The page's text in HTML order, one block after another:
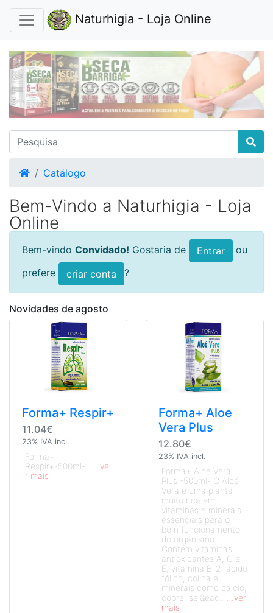
Naturhigia - Loja Online
HomeCatálogo
Bem-Vindo a Naturhigia - Loja
Online
Bem-vindo Convidado! Gostaria de Entrar
ou
prefere
criar conta ?
Novidades de agosto
Forma+ Respir+
11.04€
23% IVA incl.
Forma+
Respir+-500ml-...
...ve
r mais
Forma+ Aloe
Vera Plus
12.80€
23% IVA incl.
Forma+ Aloe Vera
Plus -500ml- O Aloé
Vera é uma planta
muito rica em
vitaminas e minerais
essenciais para o
bom funcionamento
do organismo.
Contém vitaminas
antioxidantes A, C e
E, vitamina B12, ácido
fólico, colina e
minerais como cálcio,
cobre, sel&eac...
...ver
mais